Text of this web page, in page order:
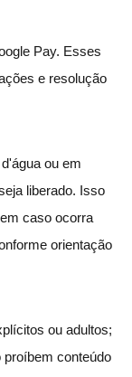
Pay. Esses
e resolução
ou em
liberado. Isso
caso ocorra
orientação
ou adultos;
conteúdo